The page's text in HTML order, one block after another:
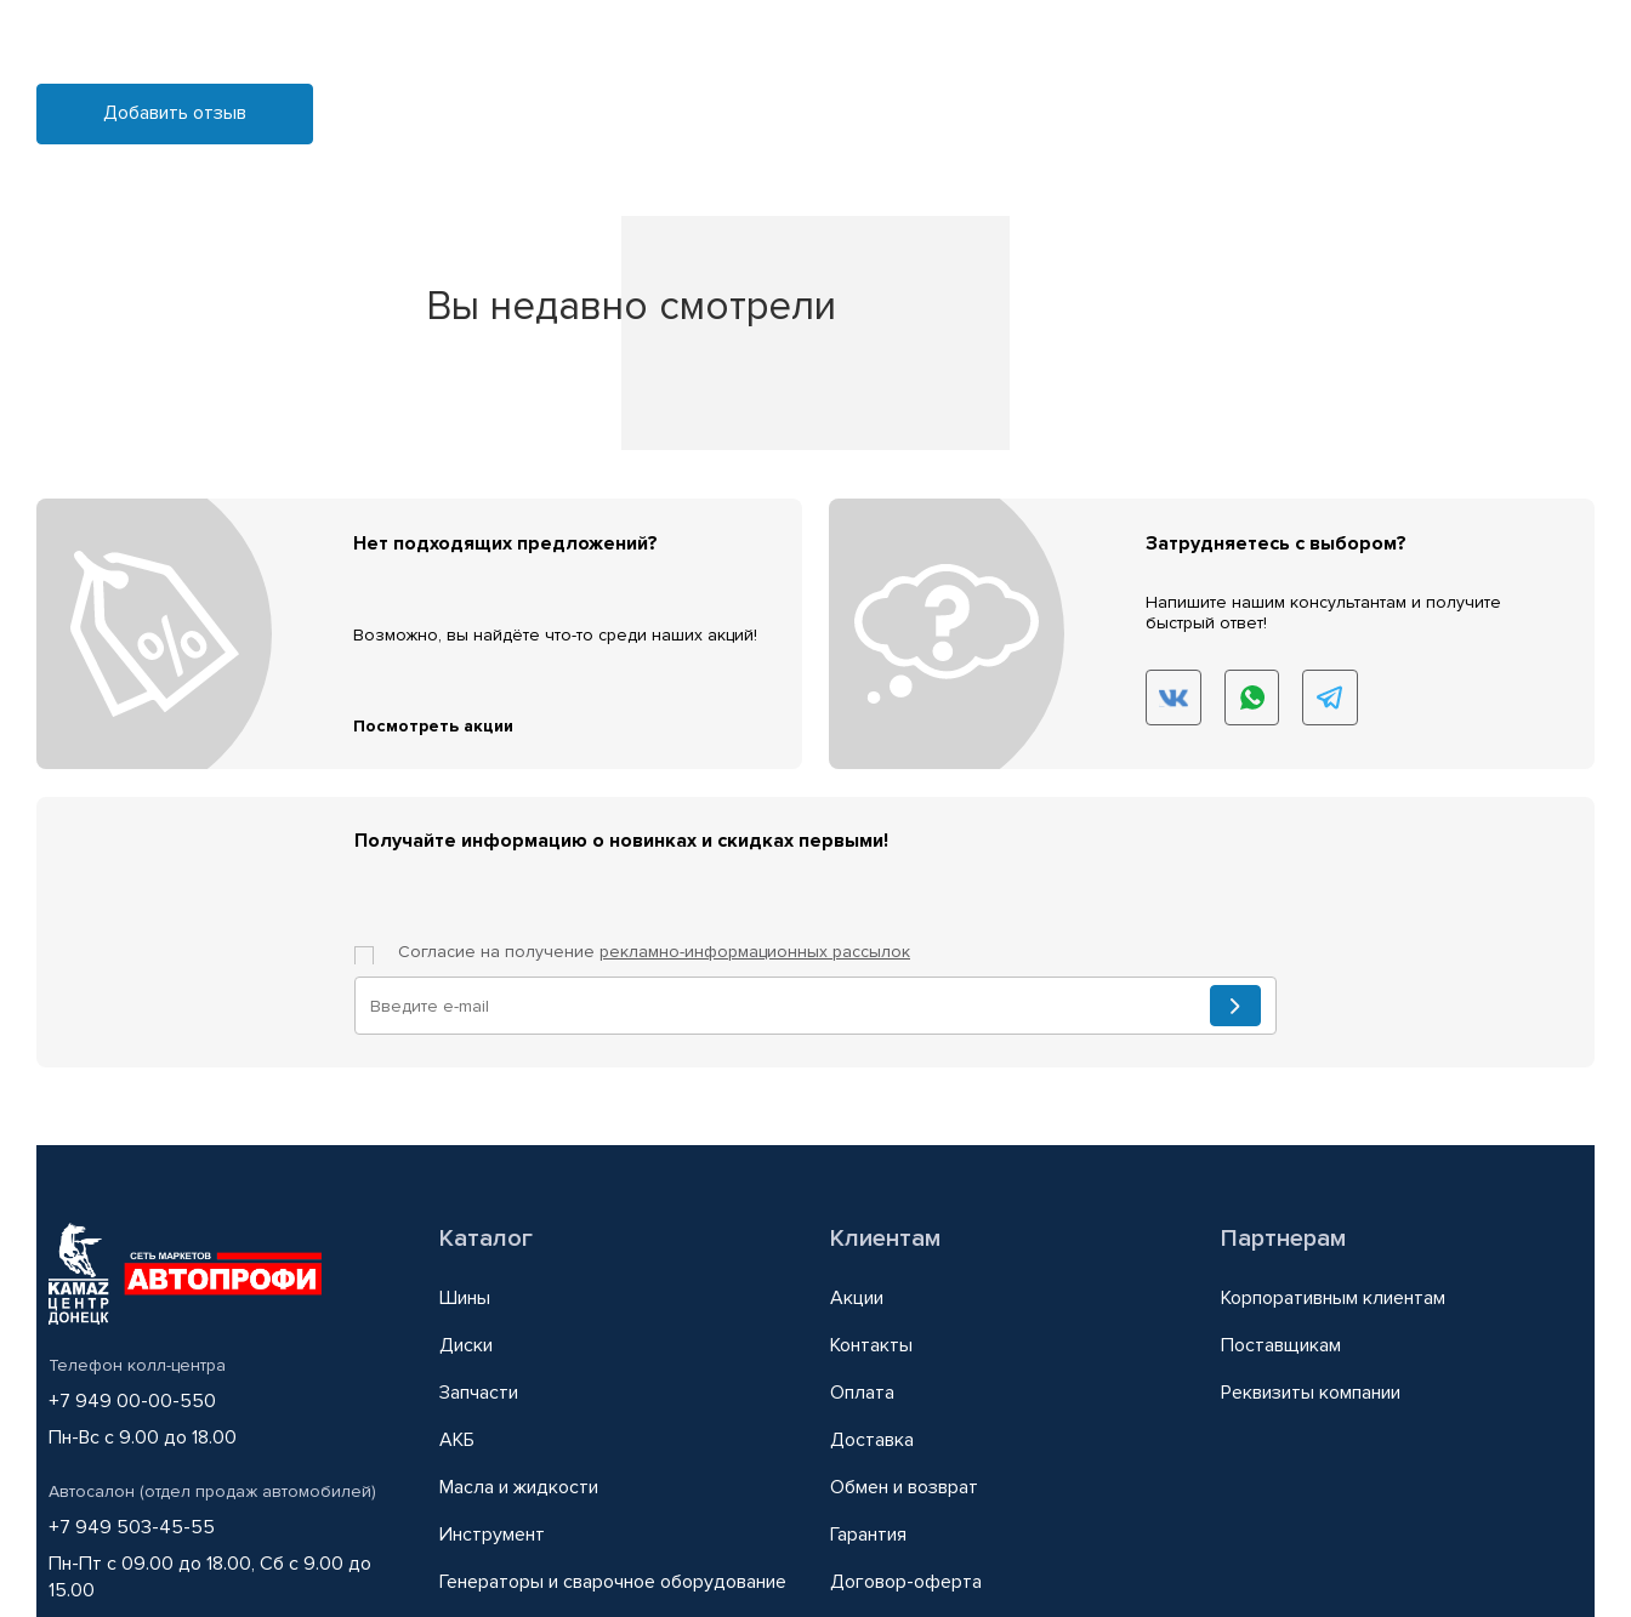
Добавить отзыв
Вы недавно смотрели
Нет подходящих предложений?
Возможно, вы найдёте что-то среди наших акций!
Посмотреть акции
Затрудняетесь с выбором?
Напишите нашим консультантам и получите
быстрый ответ!
Получайте информацию о новинках и скидках первыми!
Согласие на получение рекламно-информационных рассылок
Телефон колл-центра
+7 949 00-00-550
Пн-Вс с 9.00 до 18.00
Автосалон (отдел продаж автомобилей)
+7 949 503-45-55
Пн-Пт с 09.00 до 18.00, Сб с 9.00 до
15.00
Каталог
Шины
Диски
Запчасти
АКБ
Масла и жидкости
Инструмент
Генераторы и сварочное оборудование
Клиентам
Акции
Контакты
Оплата
Доставка
Обмен и возврат
Гарантия
Договор-оферта
Партнерам
Корпоративным клиентам
Поставщикам
Реквизиты компании